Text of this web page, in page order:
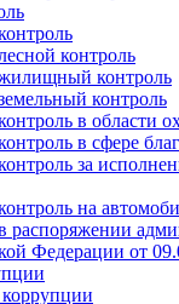
контроль
контроль
контроль
в области
в сфере
за
на
распоряжении
Федерации от